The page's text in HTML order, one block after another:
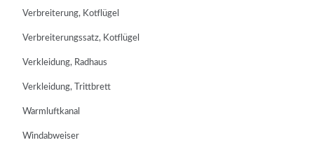
Verbreiterung, Kotflügel
Verbreiterungssatz, Kotflügel
Verkleidung, Radhaus
Verkleidung, Trittbrett
Warmluftkanal
Windabweiser